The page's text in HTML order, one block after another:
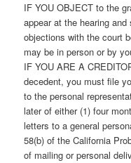
IF YOU OBJECT to the
appear at the hearing
objections with the court
may be in person or by
IF YOU ARE A
decedent, you must file
to the personal
later of either (1) four
letters to a general
58(b) of the California
of mailing or personal